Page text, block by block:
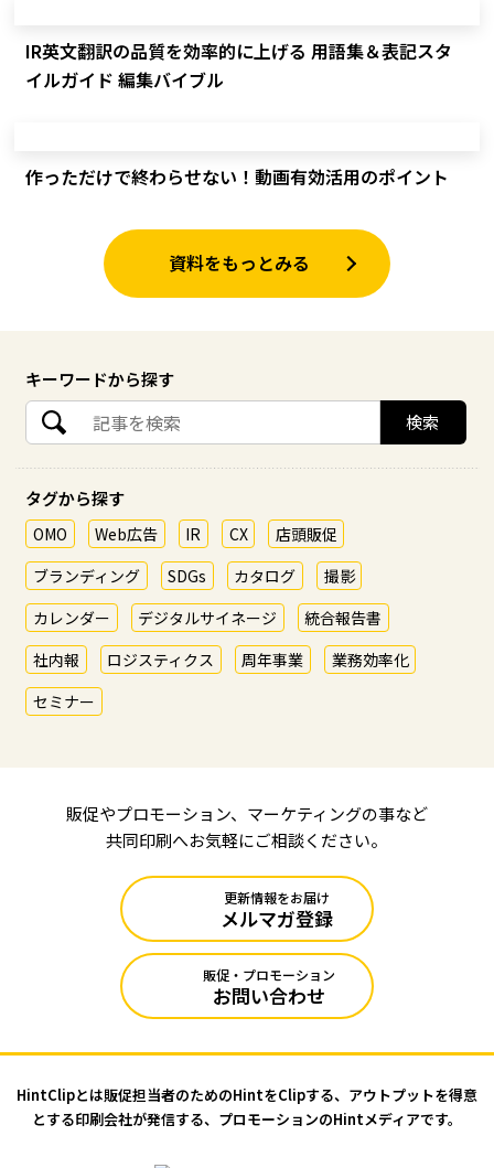
IR英文翻訳の品質を効率的に上げる 用語集＆表記スタ
イルガイド 編集バイブル
作っただけで終わらせない！動画有効活用のポイント
資料をもっとみる
キーワードから探す
タグから探す
OMO Web広告 IR CX
店頭販促
ブランディング
SDGs カタログ
撮影
カレンダー
デジタルサイネージ
統合報告書
社内報
ロジスティクス 周年事業
業務効率化
セミナー
販促やプロモーション、マーケティングの事など
共同印刷へお気軽にご相談ください。
更新情報をお届け
メルマガ登録
販促・プロモーション
お問い合わせ
HintClipとは販促担当者のためのHintをClipする、アウトプットを得意
とする印刷会社が発信する、プロモーションのHintメディアです。